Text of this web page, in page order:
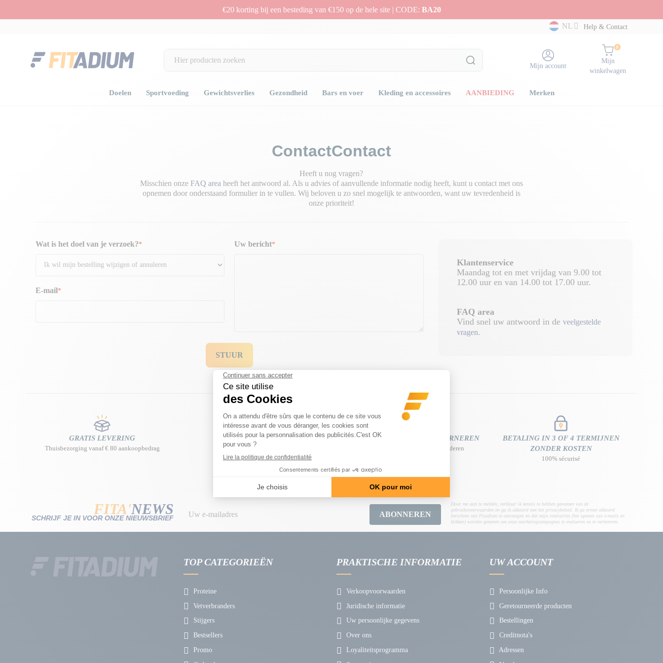
€20 korting bij een besteding van €150 op de hele site | CODE: BA20
NL
Help & Contact
Mijn account
0
Mijn
winkelwagen
Doelen Sportvoeding Gewichtsverlies Gezondheid Bars en voer Kleding en accessoires AANBIEDING Merken
ContactContact
Heeft u nog vragen?
Misschien onze FAQ area heeft het antwoord al. Als u advies of aanvullende informatie nodig heeft, kunt u contact met ons
opnemen door onderstaand formulier in te vullen. Wij beloven u zo snel mogelijk te antwoorden, want uw tevredenheid is
onze prioriteit!
Wat is het doel van je verzoek?
E-mail
Uw bericht
STUUR
Klantenservice
Maandag tot en met vrijdag van 9.00 tot
12.00 uur en van 14.00 tot 17.00 uur.
FAQ area
Vind snel uw antwoord in deveelgestelde
vragen.
GRATIS LEVERING
Thuisbezorging vanaf € 80 aankoopbedrag
DESKUNDIG ADVIES
gratis en op maat gemaakt
EENVOUDIG EN GRATIS RETOURNEREN
14 dagen om van gedachten te veranderen
BETALING IN 3 OF 4 TERMIJNEN
ZONDER KOSTEN
100% sécurisé
FITA'NEWS
SCHRIJF JE IN VOOR ONZE NIEUWSBRIEF ABONNEREN
Door me aan te melden, verklaar ik kennis te hebben genomen van de
gebruiksvoorwaarden en ga ik akkoord met het privacybeleid. Ik ga ermee akkoord
berichten van Fitadium te ontvangen en dat mijn interacties (het openen van e-mails en
klikken) worden gemeten om onze marketingcampagnes te evalueren en te verbeteren.
TOP CATEGORIEËN
Proteine
Vetverbranders
Stijgers
Bestsellers
Promo
PRAKTISCHE INFORMATIE
Verkoopvoorwaarden
Juridische informatie
Uw persoonlijke gegevens
Over ons
Loyaliteitsprogramma
UW ACCOUNT
Persoonlijke Info
Geretourneerde producten
Bestellingen
Creditnota's
Adressen